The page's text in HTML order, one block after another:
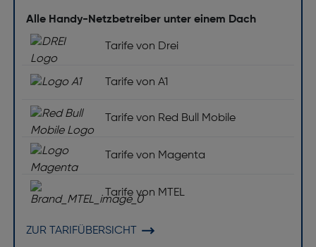
Alle Handy-Netzbetreiber unter einem Dach
Tarife von Drei
Tarife von A1
Tarife von Red Bull Mobile
Tarife von Magenta
Tarife von MTEL
ZUR TARIFÜBERSICHT